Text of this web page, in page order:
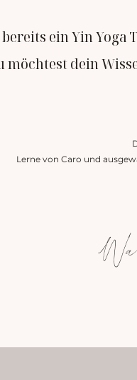
bereits ein Yin
möchtest dein
Lerne von Caro und